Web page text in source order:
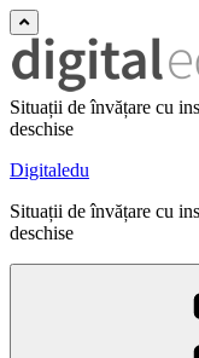
Situații de învățare cu
deschise
Digitaledu
Situații de învățare cu
deschise